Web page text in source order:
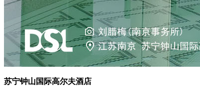
苏宁钟山国际高尔夫酒店